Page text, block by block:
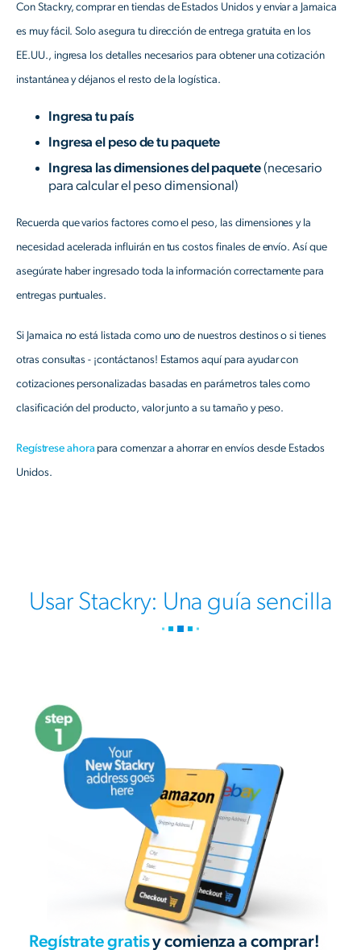
Con Stackry, comprar en tiendas de Estados Unidos y enviar a Jamaica
es muy fácil. Solo asegura tu dirección de entrega gratuita en los
EE.UU., ingresa los detalles necesarios para obtener una cotización
instantánea y déjanos el resto de la logística.
Ingresa tu país
Ingresa el peso de tu paquete
Ingresa las dimensiones del paquete(necesario
para calcular el peso dimensional)
Recuerda que varios factores como el peso, las dimensiones y la
necesidad acelerada influirán en tus costos finales de envío. Así que
asegúrate haber ingresado toda la información correctamente para
entregas puntuales.
Si Jamaica no está listada como uno de nuestros destinos o si tienes
otras consultas - ¡contáctanos! Estamos aquí para ayudar con
cotizaciones personalizadas basadas en parámetros tales como
clasificación del producto, valor junto a su tamaño y peso.
Regístrese ahora para comenzar a ahorrar en envíos desde Estados
Unidos.
Usar Stackry: Una guía sencilla
Regístrate gratisy comienza a comprar!